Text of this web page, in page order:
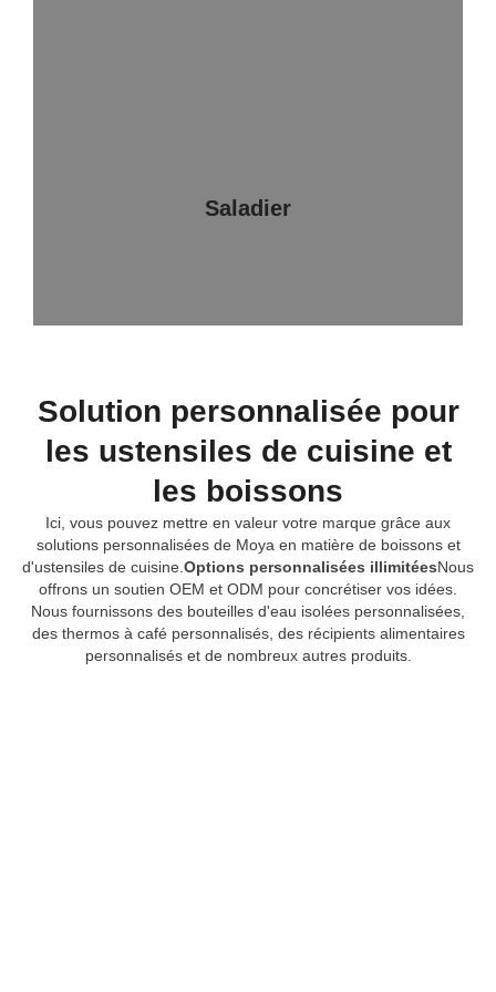
Saladier
Solution personnalisée pour
les ustensiles de cuisine et
les boissons
Ici, vous pouvez mettre en valeur votre marque grâce aux
solutions personnalisées de Moya en matière de boissons et
d'ustensiles de cuisine. Options personnalisées illimitéesNous
offrons un soutien OEM et ODM pour concrétiser vos idées.
Nous fournissons des bouteilles d'eau isolées personnalisées,
des thermos à café personnalisés, des récipients alimentaires
personnalisés et de nombreux autres produits.